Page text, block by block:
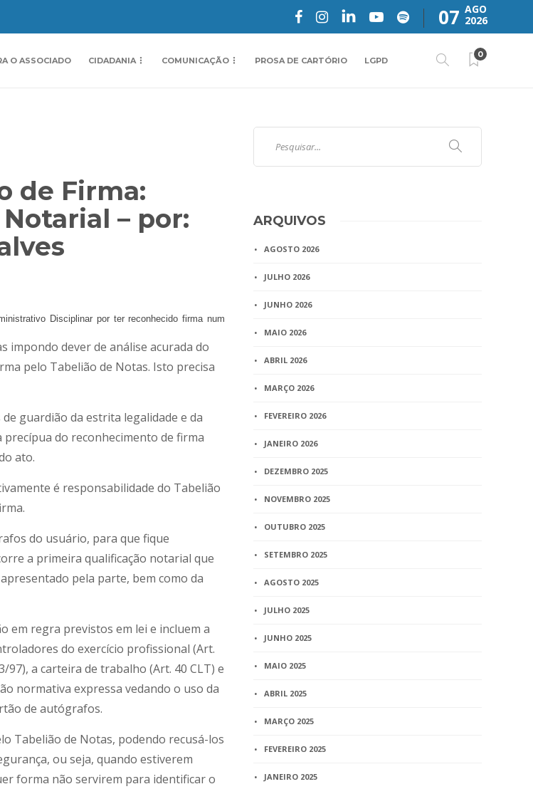
07 AGO
2026
O ASSOCIADO CIDADANIA COMUNICAÇÃO PROSA DE CARTÓRIO LGPD
0
de Firma:
– por:
Disciplinar por ter reconhecido firma num
impondo dever de análise acurada do
pelo Tabelião de Notas. Isto precisa
guardião da estrita legalidade e da
do reconhecimento de firma
ato.
é responsabilidade do Tabelião
do usuário, para que fique
a primeira qualificação notarial que
pela parte, bem como da
em regra previstos em lei e incluem a
do exercício profissional (Art.
97), a carteira de trabalho (Art. 40 CLT) e
normativa expressa vedando o uso da
de autógrafos.
Tabelião de Notas, podendo recusá-los
ou seja, quando estiverem
forma não servirem para identificar o
ARQUIVOS
AGOSTO 2026
JULHO 2026
JUNHO 2026
MAIO 2026
ABRIL 2026
MARÇO 2026
FEVEREIRO 2026
JANEIRO 2026
DEZEMBRO 2025
NOVEMBRO 2025
OUTUBRO 2025
SETEMBRO 2025
AGOSTO 2025
JULHO 2025
JUNHO 2025
MAIO 2025
ABRIL 2025
MARÇO 2025
FEVEREIRO 2025
JANEIRO 2025